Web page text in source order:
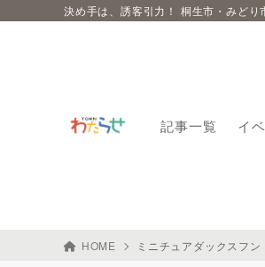
決め手は、誘客引力！ 桐生市・みどり
記事一覧 イ
HOME ミニチュアダックスフン